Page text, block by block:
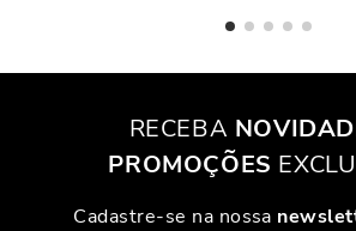
RECEBA
PROMOÇÕES
Cadastre-se na nossa